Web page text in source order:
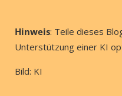
Hinweis: Teile dieses
Unterstützung einer KI
Bild: KI